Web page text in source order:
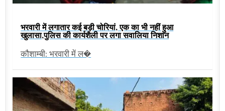
भरवारी में लगातार कई बड़ी चोरियां, एक का भी नहीं हुआ
खुलासा,पुलिस की कार्यशैली पर लगा सवालिया निशान
कौशाम्बी: भरवारी में ल�